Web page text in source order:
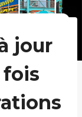
jour